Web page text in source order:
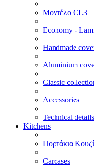
Μοντέλο CL3
Economy -
Handmade
Aluminium
Classic
Accessories
Technical details
Kitchens
Πορτάκια
Carcases